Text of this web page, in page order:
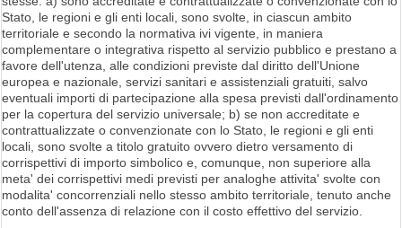
Stato, le regioni e gli enti locali, sono svolte, in ciascun ambito
territoriale e secondo la normativa ivi vigente, in maniera
complementare o integrativa rispetto al servizio pubblico e prestano a
favore dell'utenza, alle condizioni previste dal diritto dell'Unione
europea e nazionale, servizi sanitari e assistenziali gratuiti, salvo
eventuali importi di partecipazione alla spesa previsti dall'ordinamento
per la copertura del servizio universale; b) se non accreditate e
contrattualizzate o convenzionate con lo Stato, le regioni e gli enti
locali, sono svolte a titolo gratuito ovvero dietro versamento di
corrispettivi di importo simbolico e, comunque, non superiore alla
meta' dei corrispettivi medi previsti per analoghe attivita' svolte con
modalita' concorrenziali nello stesso ambito territoriale, tenuto anche
conto dell'assenza di relazione con il costo effettivo del servizio.